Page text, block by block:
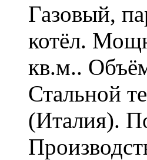
Газовый,
котёл.
кв.м..
Стальной
(Италия).